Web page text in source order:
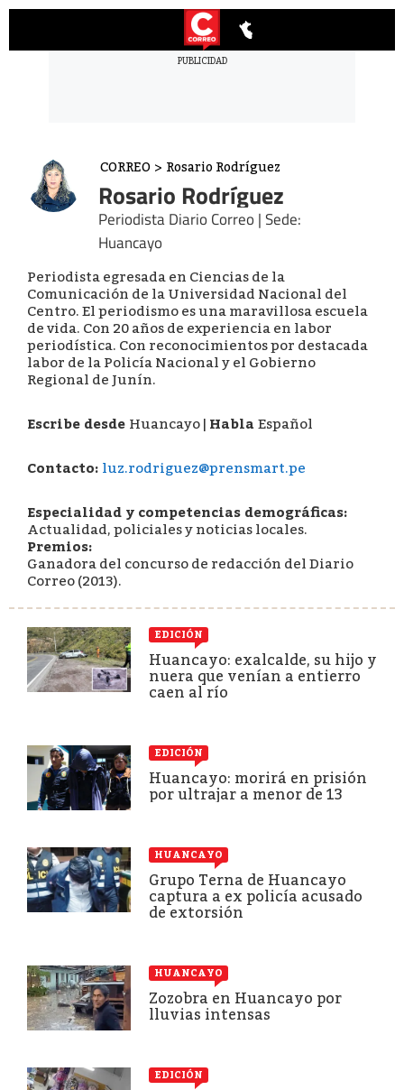
CORREO > Rosario Rodríguez
Rosario Rodríguez
Periodista Diario Correo | Sede:
Huancayo
Periodista egresada en Ciencias de la
Comunicación de la Universidad Nacional del
Centro. El periodismo es una maravillosa escuela
de vida. Con 20 años de experiencia en labor
periodística. Con reconocimientos por destacada
labor de la Policía Nacional y el Gobierno
Regional de Junín.
Escribe desde Huancayo | Habla Español
Contacto: luz.rodriguez@prensmart.pe
Especialidad y competencias demográficas:
Actualidad, policiales y noticias locales.
Premios:
Ganadora del concurso de redacción del Diario
Correo (2013).
EDICIÓN
Huancayo: exalcalde, su hijo y
nuera que venían a entierro
caen al río
EDICIÓN
Huancayo: morirá en prisión
por ultrajar a menor de 13
HUANCAYO
Grupo Terna de Huancayo
captura a ex policía acusado
de extorsión
HUANCAYO
Zozobra en Huancayo por
lluvias intensas
EDICIÓN